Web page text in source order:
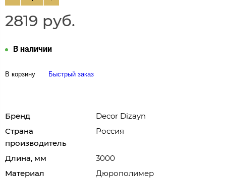
2819 руб.
В наличии
В корзину Быстрый заказ
Бренд
Decor Dizayn
Страна
производитель
Россия
Длина, мм
3000
Материал
Дюрополимер